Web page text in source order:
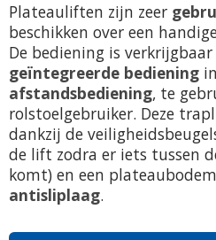
Plateauliften zijn zeer
beschikken over een
De bediening is
geïntegreerde bediening
afstandsbediening, te
rolstoelgebruiker. Deze
dankzij de
de lift zodra er iets tussen
komt) en een
antisliplaag.